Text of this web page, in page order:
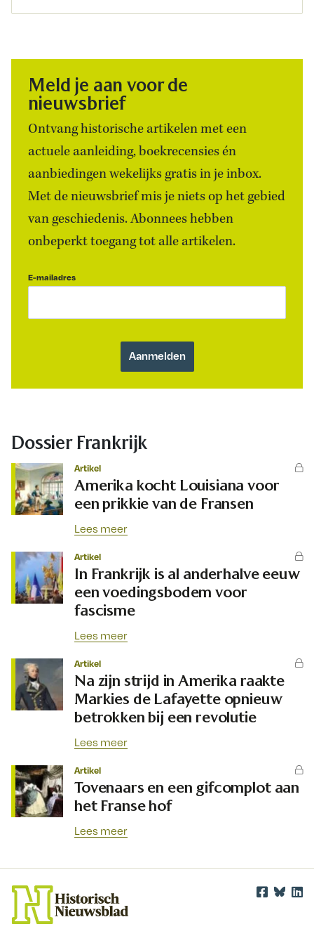
Meld je aan voor de
nieuwsbrief
Ontvang historische artikelen met een
actuele aanleiding, boekrecensies én
aanbiedingen wekelijks gratis in je inbox.
Met de nieuwsbrief mis je niets op het gebied
van geschiedenis. Abonnees hebben
onbeperkt toegang tot alle artikelen.
E-mailadres
Dossier Frankrijk
Artikel
Amerika kocht Louisiana voor
een prikkie van de Fransen
Lees meer
Artikel
In Frankrijk is al anderhalve eeuw
een voedingsbodem voor
fascisme
Lees meer
Artikel
Na zijn strijd in Amerika raakte
Markies de Lafayette opnieuw
betrokken bij een revolutie
Lees meer
Artikel
Tovenaars en een gifcomplot aan
het Franse hof
Lees meer